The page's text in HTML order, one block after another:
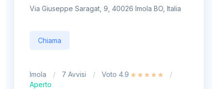
Via Giuseppe Saragat, 9, 40026 Imola BO, Italia
Chiama
Imola 7 Avvisi
Voto 4.9
Aperto